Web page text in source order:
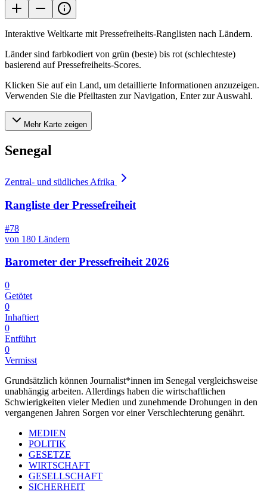
Interaktive Weltkarte mit Pressefreiheits-Ranglisten nach Ländern.
Länder sind farbkodiert von grün (beste) bis rot (schlechteste)
basierend auf Pressefreiheits-Scores.
Klicken Sie auf ein Land, um detaillierte Informationen anzuzeigen.
Verwenden Sie die Pfeiltasten zur Navigation, Enter zur Auswahl.
Mehr Karte zeigen
Senegal
Zentral- und südliches Afrika
Rangliste der Pressefreiheit
#78
von 180 Ländern
Barometer der Pressefreiheit 2026
0
Getötet
0
Inhaftiert
0
Entführt
0
Vermisst
Grundsätzlich können Journalist*innen im Senegal vergleichsweise
unabhängig arbeiten. Allerdings haben die wirtschaftlichen
Schwierigkeiten vieler Medien und zunehmende Drohungen in den
vergangenen Jahren Sorgen vor einer Verschlechterung genährt.
MEDIEN
POLITIK
GESETZE
WIRTSCHAFT
GESELLSCHAFT
SICHERHEIT